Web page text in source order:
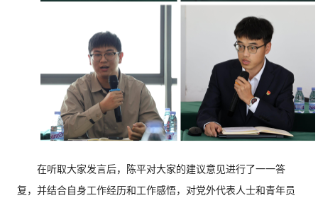
在听取大家发言后，陈平对大家的建议意见进行了一一答
复，并结合自身工作经历和工作感悟，对党外代表人士和青年员